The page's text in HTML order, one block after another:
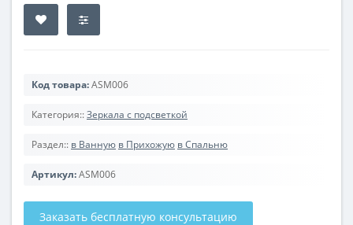
Код товара:ASM006
Категория::Зеркала с подсветкой
Раздел:: в Ванную в Прихожую в Спальню
Артикул:ASM006
Заказать бесплатную консультацию